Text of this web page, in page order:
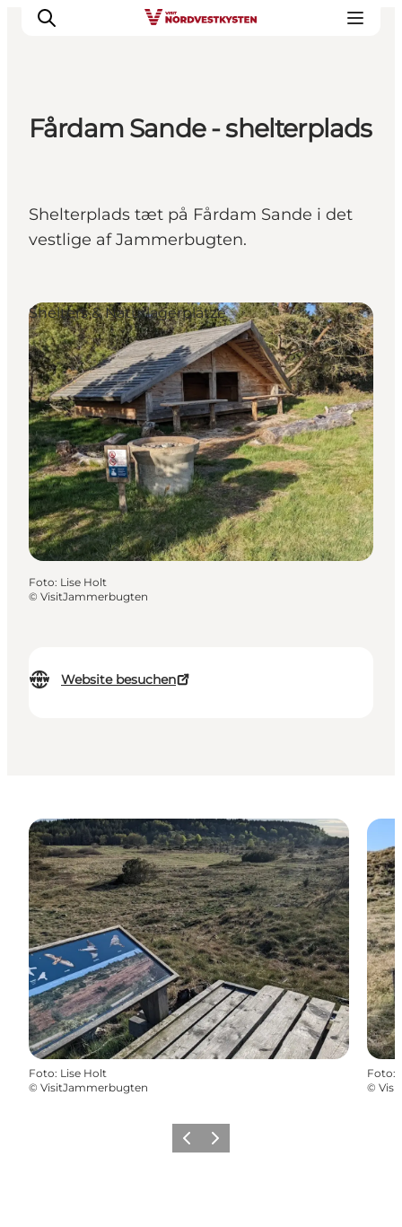
Events
Unterkunft
Mach deine Urlaubsplanung
Fårdam Sande - shelterplads
Shelterplads tæt på Fårdam Sande i det
vestlige af Jammerbugten.
Website besuchen
Shelters & Naturlagerplätze
Foto: Lise Holt
© VisitJammerbugten
Foto: Lise Holt
© VisitJammerbugten
Foto:
©
ZurückWeiter